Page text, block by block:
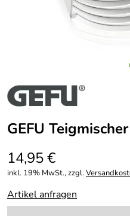
GEFU
14,95 €
inkl. 19% MwSt., zzgl.
Artikel anfragen